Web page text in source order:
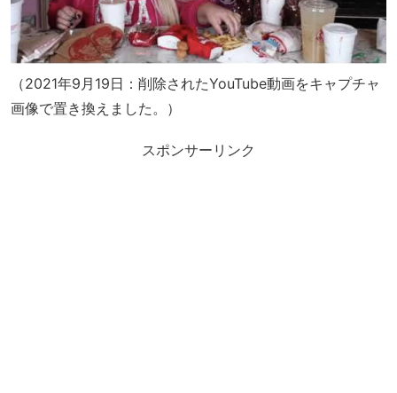
（2021年9月19日：削除されたYouTube動画をキャプチャ
画像で置き換えました。）
スポンサーリンク